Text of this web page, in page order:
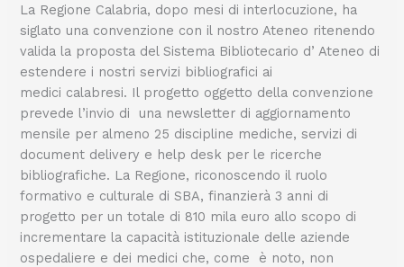
La Regione Calabria, dopo mesi di interlocuzione, ha
siglato una convenzione con il nostro Ateneo ritenendo
valida la proposta del Sistema Bibliotecario d’ Ateneo di
estendere i nostri servizi bibliografici ai
medici calabresi. Il progetto oggetto della convenzione
prevede l’invio di una newsletter di aggiornamento
mensile per almeno 25 discipline mediche, servizi di
document delivery e help desk per le ricerche
bibliografiche. La Regione, riconoscendo il ruolo
formativo e culturale di SBA, finanzierà 3 anni di
progetto per un totale di 810 mila euro allo scopo di
incrementare la capacità istituzionale delle aziende
ospedaliere e dei medici che, come è noto, non
per
offrire
ai
medici
i
servizi
online
della
biblioteca
di
ateneo!